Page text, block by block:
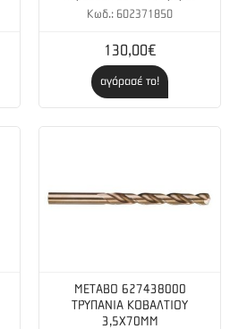
Κωδ.: 602371850
130,00€
αγόρασέ το!
METABO 627438000
ΤΡΥΠΑΝΙΑ ΚΟΒΑΛΤΙΟΥ
3,5Χ70MM